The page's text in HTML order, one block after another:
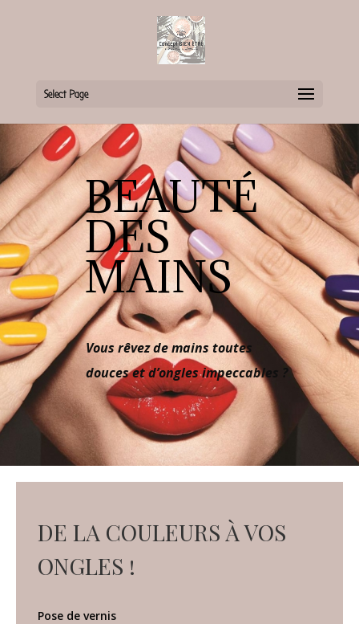
Select Page
BEAUTÉ
DES
MAINS
Vous rêvez de mains toutes
douces et d’ongles impeccables ?
DE LA COULEURS À VOS
ONGLES !
Pose de vernis